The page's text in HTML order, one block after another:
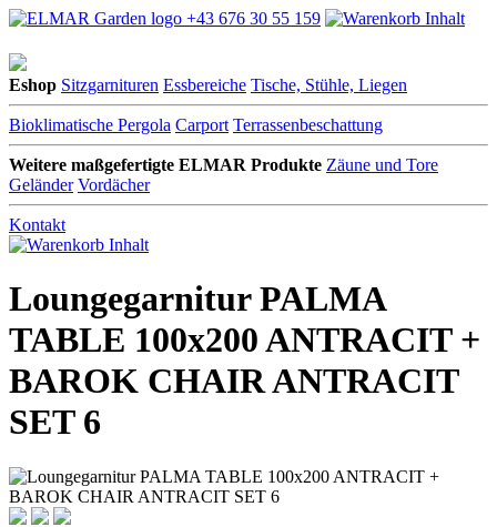
+43 676 30 55 159
Eshop Sitzgarnituren Essbereiche Tische, Stühle, Liegen
Bioklimatische Pergola Carport Terrassenbeschattung
Weitere maßgefertigte ELMAR Produkte Zäune und Tore
Geländer Vordächer
Kontakt
Loungegarnitur PALMA
TABLE 100x200 ANTRACIT +
BAROK CHAIR ANTRACIT
SET 6